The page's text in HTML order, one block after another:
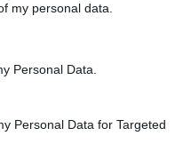
my personal data.
Personal Data.
Personal Data for Targeted
Demokrati